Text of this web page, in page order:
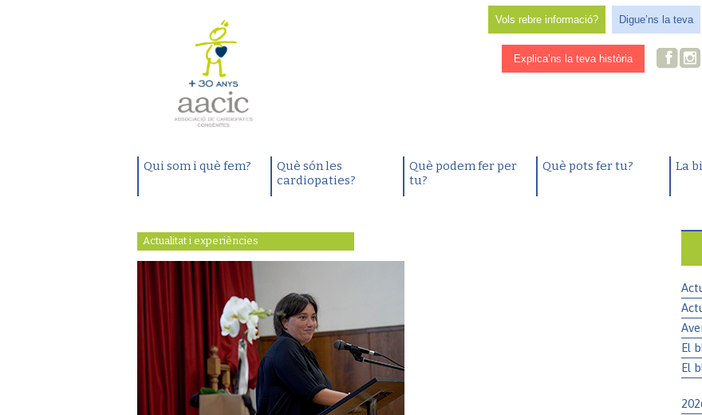
Vols rebre informació? Digue’ns la teva
Explica’ns la teva història
Qui som i què fem?
Què són les
cardiopaties?
Què podem fer per
tu?
Què pots fer tu? La
Actualitat i experiències
El
El